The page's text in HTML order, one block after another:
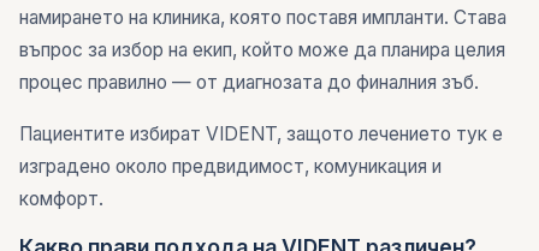
намирането на клиника, която поставя импланти. Става
въпрос за избор на екип, който може да планира целия
процес правилно — от диагнозата до финалния зъб.
Пациентите избират VIDENT, защото лечението тук е
изградено около предвидимост, комуникация и
комфорт.